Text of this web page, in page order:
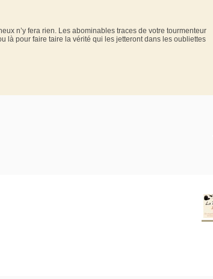
n’y fera rien. Les abominables traces de votre tourmenteur
là pour faire taire la vérité qui les jetteront dans les oubliettes